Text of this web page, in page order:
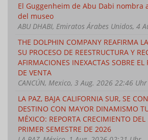
El Guggenheim de Abu Dabi
del museo
ABU DHABI, Emiratos Árabes Unidos, 4
THE DOLPHIN COMPANY REAFIRMA
SU PROCESO DE REESTRUCTURA Y
AFIRMACIONES INEXACTAS SOBRE
DE VENTA
CANCÚN, Mexico, 3 Aug. 2026 22:46 Uhr
LA PAZ, BAJA CALIFORNIA SUR, SE
DESTINO CON MAYOR DINAMISMO
MÉXICO: REPORTA CRECIMIENTO DEL
PRIMER SEMESTRE DE 2026